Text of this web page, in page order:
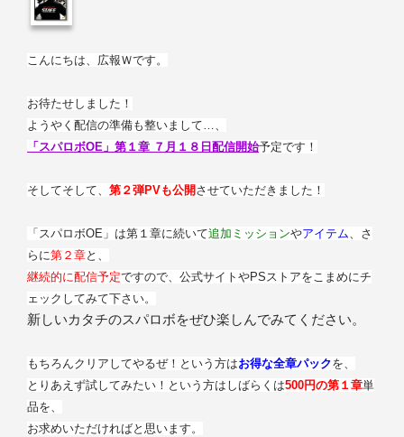
こんにちは、広報Ｗです。
お待たせしました！
ようやく配信の準備も整いまして…、
「スパロボOE」第１章 ７月１８日配信開始予定です！
そしてそして、 第２弾PVも公開 させていただきました！
「スパロボOE」は第１章に続いて追加ミッションやアイテム、 さ
らに第２章と、
継続的に配信予定ですので、 公式サイトやPSストアをこまめにチ
ェックしてみて下さい。
新しいカタチのスパロボをぜひ楽しんでみてください。
もちろんクリアしてやるぜ！という方はお得な全章パックを、
とりあえず試してみたい！ という方はしばらくは500円の第１章単
品を、
お求めいただければと思います。